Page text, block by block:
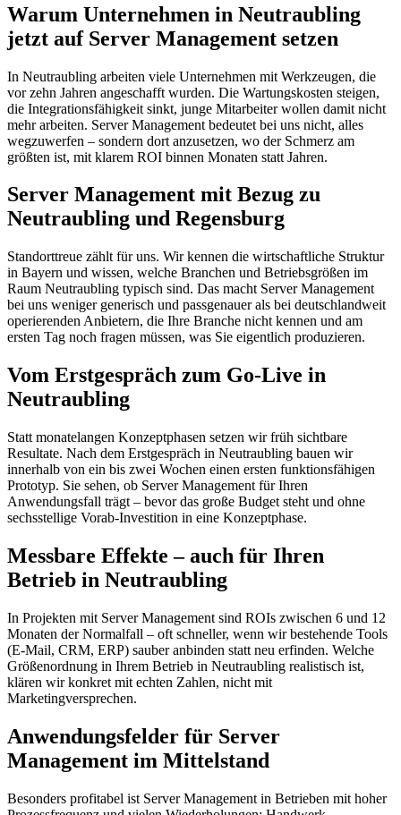
Warum Unternehmen in Neutraubling
jetzt auf Server Management setzen
In Neutraubling arbeiten viele Unternehmen mit Werkzeugen, die
vor zehn Jahren angeschafft wurden. Die Wartungskosten steigen,
die Integrationsfähigkeit sinkt, junge Mitarbeiter wollen damit nicht
mehr arbeiten. Server Management bedeutet bei uns nicht, alles
wegzuwerfen – sondern dort anzusetzen, wo der Schmerz am
größten ist, mit klarem ROI binnen Monaten statt Jahren.
Server Management mit Bezug zu
Neutraubling und Regensburg
Standorttreue zählt für uns. Wir kennen die wirtschaftliche Struktur
in Bayern und wissen, welche Branchen und Betriebsgrößen im
Raum Neutraubling typisch sind. Das macht Server Management
bei uns weniger generisch und passgenauer als bei deutschlandweit
operierenden Anbietern, die Ihre Branche nicht kennen und am
ersten Tag noch fragen müssen, was Sie eigentlich produzieren.
Vom Erstgespräch zum Go-Live in
Neutraubling
Statt monatelangen Konzeptphasen setzen wir früh sichtbare
Resultate. Nach dem Erstgespräch in Neutraubling bauen wir
innerhalb von ein bis zwei Wochen einen ersten funktionsfähigen
Prototyp. Sie sehen, ob Server Management für Ihren
Anwendungsfall trägt – bevor das große Budget steht und ohne
sechsstellige Vorab-Investition in eine Konzeptphase.
Messbare Effekte – auch für Ihren
Betrieb in Neutraubling
In Projekten mit Server Management sind ROIs zwischen 6 und 12
Monaten der Normalfall – oft schneller, wenn wir bestehende Tools
(E-Mail, CRM, ERP) sauber anbinden statt neu erfinden. Welche
Größenordnung in Ihrem Betrieb in Neutraubling realistisch ist,
klären wir konkret mit echten Zahlen, nicht mit
Marketingversprechen.
Anwendungsfelder für Server
Management im Mittelstand
Besonders profitabel ist Server Management in Betrieben mit hoher